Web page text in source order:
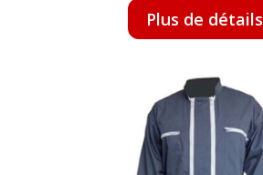
Plus de détails